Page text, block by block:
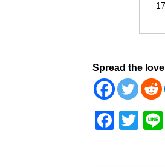
Spread the love
F
T